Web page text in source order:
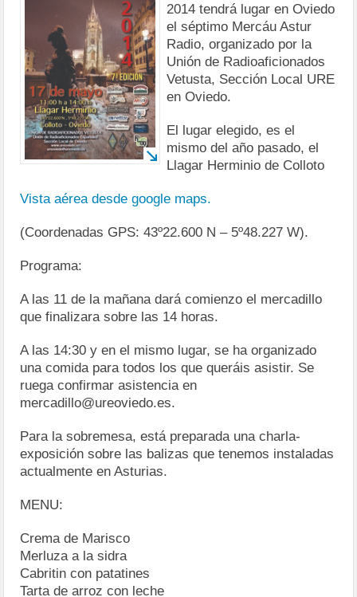
2014 tendrá lugar en Oviedo
el séptimo Mercáu Astur
Radio, organizado por la
Unión de Radioaficionados
Vetusta, Sección Local URE
en Oviedo.
El lugar elegido, es el
mismo del año pasado, el
Llagar Herminio de Colloto
Vista aérea desde google maps.
(Coordenadas GPS: 43º22.600 N – 5º48.227 W).
Programa:
A las 11 de la mañana dará comienzo el mercadillo
que finalizara sobre las 14 horas.
A las 14:30 y en el mismo lugar, se ha organizado
una comida para todos los que queráis asistir. Se
ruega confirmar asistencia en
mercadillo@ureoviedo.es.
Para la sobremesa, está preparada una charla-
exposición sobre las balizas que tenemos instaladas
actualmente en Asturias.
MENU:
Crema de Marisco
Merluza a la sidra
Cabritin con patatines
Tarta de arroz con leche